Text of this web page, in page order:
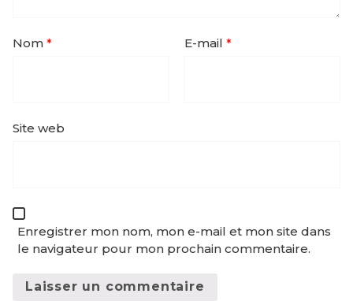
Nom * E-mail *
Site web
Enregistrer mon nom, mon e-mail et mon site dans
le navigateur pour mon prochain commentaire.